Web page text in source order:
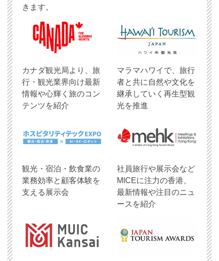
きます。
​カナダ観光局より、旅
行・観光業界向け最新
情報や心輝く旅のコン
テンツを紹介
マラマハワイで、旅行
者と共に自然や文化を
継承していく再生型観
光を推進
観光・宿泊・飲食業の
業務効率と顧客体験を
支える展示会
社員旅行や展示会など
MICEに注力の香港、
最新情報や注目のニュ
ースを紹介